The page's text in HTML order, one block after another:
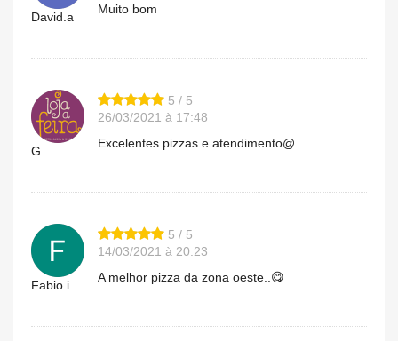
David.a
Muito bom
G.
5 / 5
26/03/2021 à 17:48
Excelentes pizzas e atendimento@
Fabio.i
5 / 5
14/03/2021 à 20:23
A melhor pizza da zona oeste..😋